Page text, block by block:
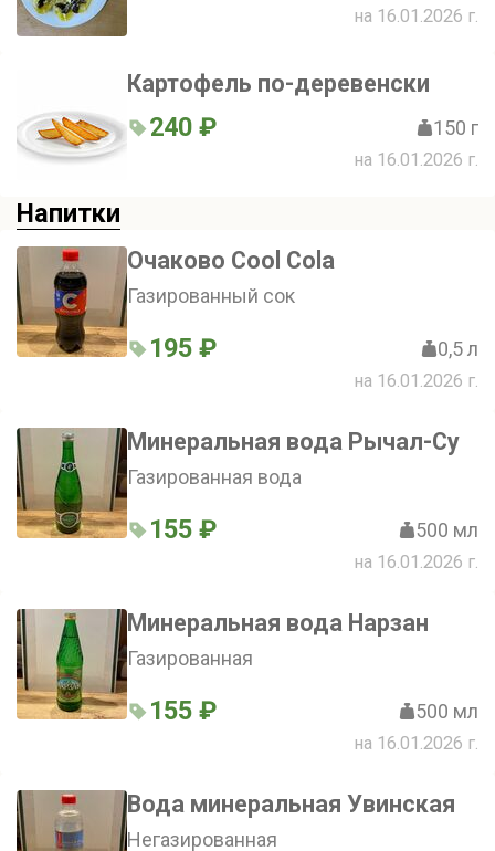
на 16.01.2026 г.
Картофель по-деревенски
240 ₽ 150 г
на 16.01.2026 г.
Напитки
Очаково Cool Cola
Газированный сок
195 ₽ 0,5 л
на 16.01.2026 г.
Минеральная вода Рычал-Су
Газированная вода
155 ₽ 500 мл
на 16.01.2026 г.
Минеральная вода Нарзан
Газированная
155 ₽ 500 мл
на 16.01.2026 г.
Вода минеральная Увинская
Негазированная